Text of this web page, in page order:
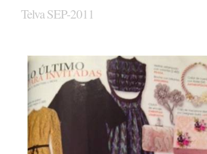
Telva SEP-2011